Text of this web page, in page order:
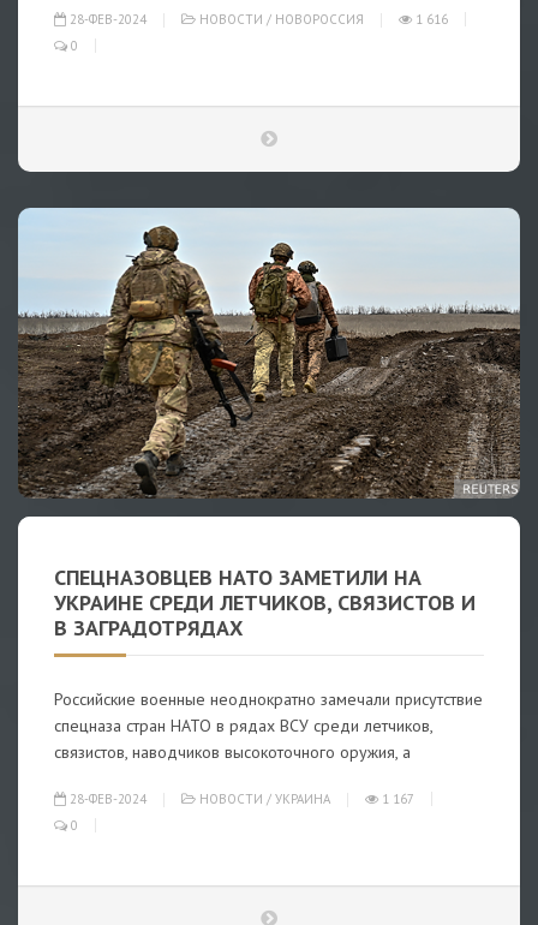
28-ФЕВ-2024 НОВОСТИ / НОВОРОССИЯ
1 616
0
СПЕЦНАЗОВЦЕВ НАТО ЗАМЕТИЛИ НА
УКРАИНЕ СРЕДИ ЛЕТЧИКОВ, СВЯЗИСТОВ И
В ЗАГРАДОТРЯДАХ
Российские военные неоднократно замечали присутствие
спецназа стран НАТО в рядах ВСУ среди летчиков,
связистов, наводчиков высокоточного оружия, а
28-ФЕВ-2024 НОВОСТИ / УКРАИНА
1 167
0